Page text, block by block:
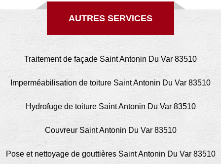
AUTRES SERVICES
Traitement de façade Saint Antonin Du Var 83510
Imperméabilisation de toiture Saint Antonin Du Var 83510
Hydrofuge de toiture Saint Antonin Du Var 83510
Couvreur Saint Antonin Du Var 83510
Pose et nettoyage de gouttières Saint Antonin Du Var 83510